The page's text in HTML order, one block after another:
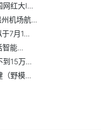
网红大I...
机场航...
7月1...
智能...
15万...
（野模...